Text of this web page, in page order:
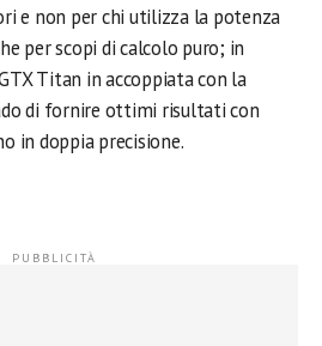
e non per chi utilizza la potenza
per scopi di calcolo puro; in
Titan in accoppiata con la
di fornire ottimi risultati con
in doppia precisione.